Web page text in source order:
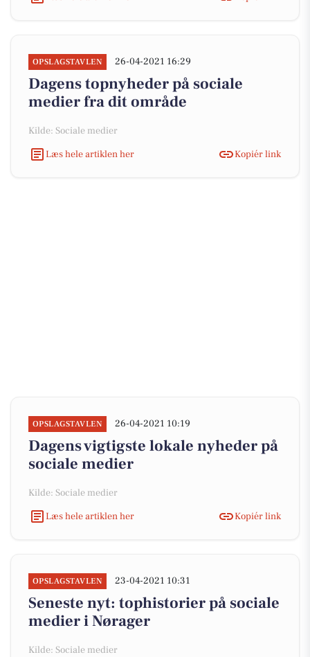
OPSLAGSTAVLEN 26-04-2021 16:29
Dagens topnyheder på sociale
medier fra dit område
Kilde: Sociale medier
Læs hele artiklen her
Kopiér link
OPSLAGSTAVLEN 26-04-2021 10:19
Dagens vigtigste lokale nyheder på
sociale medier
Kilde: Sociale medier
Læs hele artiklen her
Kopiér link
OPSLAGSTAVLEN 23-04-2021 10:31
Seneste nyt: tophistorier på sociale
medier i Nørager
Kilde: Sociale medier